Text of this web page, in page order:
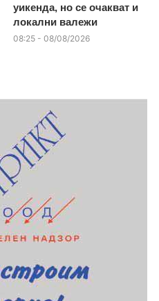
уикенда, но се очакват и
локални валежи
08:25 - 08/08/2026